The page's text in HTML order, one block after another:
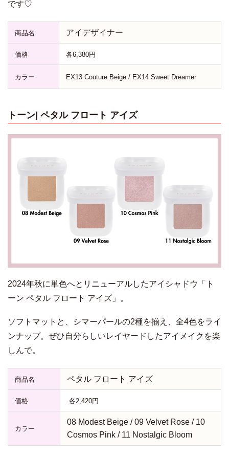
です♡
商品名 アイデザイナー
価格 各6,380円
カラー EX13 Couture Beige / EX14 Sweet Dreamer
トーン| ペタル フロート アイズ
2024年秋に単色へとリニューアルしたアイシャドウ「ト
ーン ペタル フロート アイズ」。
ソフトマットと、シマーパールの2種を揃え、全4色をライ
ンナップ。ぜひ自分らしいレイヤードしたアイメイクを楽
しんで。
商品名 ペタル フロート アイズ
価格 各2,420円
カラー
08 Modest Beige / 09 Velvet Rose / 10
Cosmos Pink / 11 Nostalgic Bloom